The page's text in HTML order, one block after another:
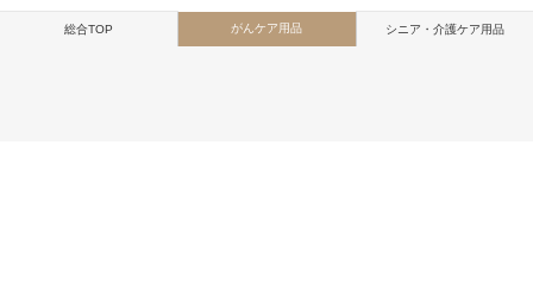
総合TOP がんケア用品 シニア・介護ケア用品